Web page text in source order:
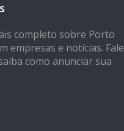
completo sobre Porto
empresas e notícias. Fale
como anunciar sua